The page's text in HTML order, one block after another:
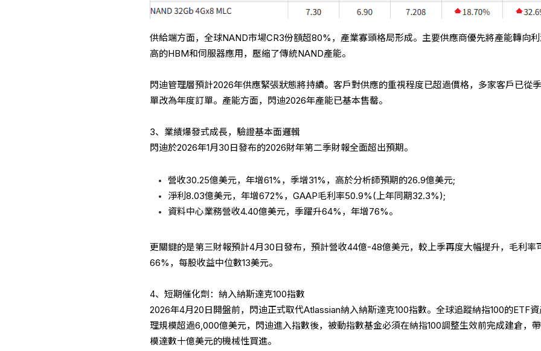
供給端方面，全球NAND市場CR3份額超80%，產業寡頭格局形成。主要供應商優先將產能轉向
高的HBM和伺服器應用，壓縮了傳統NAND產能。
閃迪管理層預計2026年供應緊張狀態將持續。客戶對供應的重視程度已超過價格，多家客戶已從
單改為年度訂單。產能方面，閃迪2026年產能已基本售罄。
3、業績爆發式成長，驗證基本面邏輯
閃迪於2026年1月30日發布的2026財年第二季財報全面超出預期。
營收30.25億美元，年增61%，季增31%，高於分析師預期的26.9億美元;
淨利8.03億美元，年增672%，GAAP毛利率50.9%(上年同期32.3%);
資料中心業務營收4.40億美元，季躍升64%，年增76%。
更關鍵的是第三財報預計4月30日發布，預計營收44億-48億美元，較上季再度大幅提升，毛利率
66%，每股收益中位數13美元。
4、短期催化劑：納入納斯達克100指數
2026年4月20日開盤前，閃迪正式取代Atlassian納入納斯達克100指數。全球追蹤納指100的ETF
理規模超過6,000億美元，閃迪進入指數後，被動指數基金必須在納指100調整生效前完成建倉，
模達數十億美元的機械性買進。